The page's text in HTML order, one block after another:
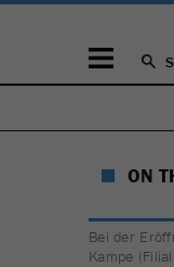
ON
Bei der
Kampe